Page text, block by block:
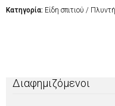
Κατηγορία: Είδη σπιτιού /
Διαφημιζόμενοι